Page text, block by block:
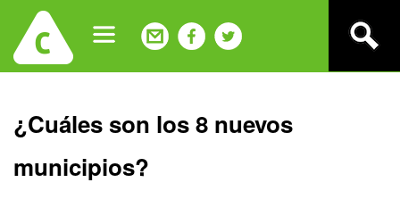
navigation
Back
to
¿Cuáles son los 8 nuevos
municipios?